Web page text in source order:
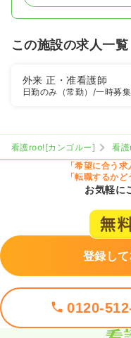
この施設の求人一覧
外来正・准看護師
日勤のみ（常勤） /一時募
看護roo![カンゴルー] 看
「希望に合う
「転職するか
お気軽に
登録し
0120-